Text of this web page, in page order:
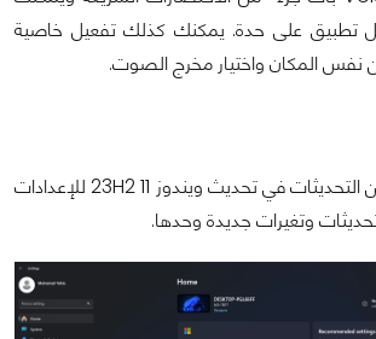
على حدة. يمكنك كذلك تفعيل خاصية
كان النصيب الأكبر من التحديثات في تحديث ويندوز 11 23H2 للإعدادات